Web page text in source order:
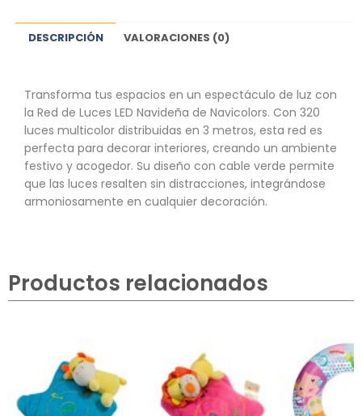
DESCRIPCIÓN VALORACIONES (0)
Transforma tus espacios en un espectáculo de luz con
la Red de Luces LED Navideña de Navicolors. Con 320
luces multicolor distribuidas en 3 metros, esta red es
perfecta para decorar interiores, creando un ambiente
festivo y acogedor. Su diseño con cable verde permite
que las luces resalten sin distracciones, integrándose
armoniosamente en cualquier decoración.
Productos relacionados